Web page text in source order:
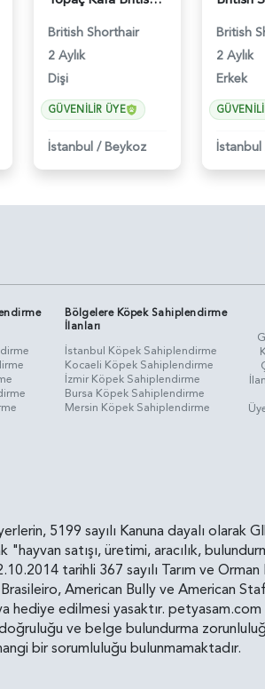
British Shorthair
2 Aylık
Dişi
GÜVENILIR ÜYE
İstanbul /Beykoz
British
2 Aylık
Erkek
İstanbul
Bölgelere Köpek Sahiplendirme
İlanları
İstanbul Köpek Sahiplendirme
Kocaeli Köpek Sahiplendirme
İzmir Köpek Sahiplendirme
Bursa Köpek Sahiplendirme
Mersin Köpek Sahiplendirme
5199 sayılı Kanuna dayalı olarak
satışı, üretimi, aracılık,
tarihli 367 sayılı Tarım ve Orman
American Bully ve American
hediye edilmesi yasaktır.
ve belge bulundurma
bir sorumluluğu bulunmamaktadır.